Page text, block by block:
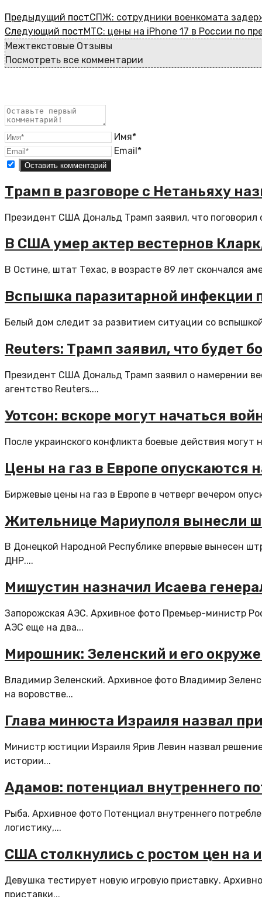
Предыдущий постСПЖ: сотрудники военкомата
Следующий постМТС: цены на iPhone 17 в России по
Межтекстовые Отзывы
Посмотреть все комментарии
Имя*
Email*
Трамп в разговоре с Нетаньяху
Президент США Дональд Трамп заявил, что
В США умер актер вестернов
В Остине, штат Техас, в возрасте 89 лет скончался
Вспышка паразитарной инфекции
Белый дом следит за развитием ситуации со
Reuters: Трамп заявил, что будет
Президент США Дональд Трамп заявил о намерении
агентство Reuters....
Уотсон: вскоре могут начаться
После украинского конфликта боевые действия
Цены на газ в Европе опускаются
Биржевые цены на газ в Европе в четверг вечером
Жительнице Мариуполя вынесли
В Донецкой Народной Республике впервые вынесен
ДНР....
Мишустин назначил Исаева
Запорожская АЭС. Архивное фото Премьер-министр
АЭС еще на два...
Мирошник: Зеленский и его
Владимир Зеленский. Архивное фото Владимир
на воровстве...
Глава минюста Израиля назвал
Министр юстиции Израиля Ярив Левин назвал
истории...
Адамов: потенциал внутреннего
Рыба. Архивное фото Потенциал внутреннего
логистику,...
США столкнулись с ростом цен на
Девушка тестирует новую игровую приставку.
приставки...